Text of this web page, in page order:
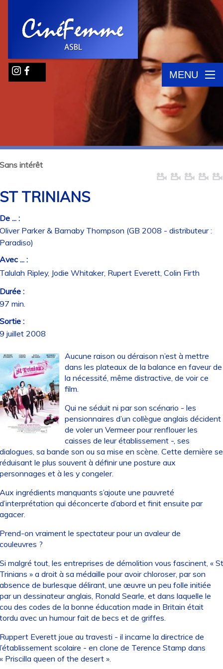
MENU
intérêt
TRINIANS
... :
Parker & Barnaby Thompson (GB 2008 - distributeur :
... :
Ripley, Jodie Whitaker, Rupert Everett, Colin Firth
:
min.
:
juillet 2008
Aucune raison ou déraison n’est à mettre
dans les plateaux de la balance en faveur de
la nécessité, même distractive, de voir ce
film.
Qui ne séduit ni par son scénario - les
pensionnaires d’un collègue anglais décident
de voler un Vermeer pour renflouer les
caisses de leur établissement -, ses
sa bande son ou sa mise en scène. Cette dernière se
le plus souvent à définir une posture aux
et à les y congeler.
ingrédients manquants s’ajoute une pauvreté
qui déconcerte d’abord et finit ensuite par
on vraiment le spectateur pour un avaleur de
?
malgré tout, les entreprises de démolition vous fascinent, « St
» a droit à sa médaille pour avoir chloroser, par son
de burlesque délirant, une œuvre un peu folle initiée
un dessinateur anglais, Ronald Searle, et dans laquelle le
des codes de la bonne éducation made in Britain était
avec un humour fait de becs et de griffes.
Everett joue au travesti - il incarne la directrice de
scolaire - en clone de Terence Stamp dans
Priscilla queen of the desert ».